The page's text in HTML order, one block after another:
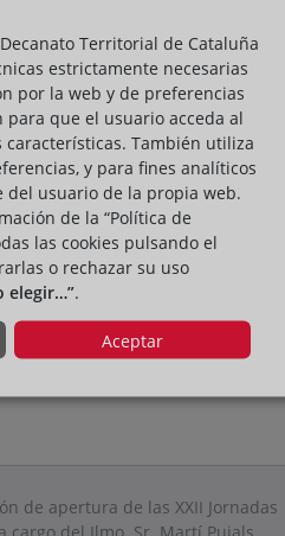
de apertura de las XXII Jornadas
cargo del Ilmo. Sr. Martí Pujals
Territorial de Cataluña
estrictamente necesarias
por la web y de preferencias
que el usuario acceda al
También utiliza
y para fines analíticos
del usuario de la propia web.
de la “Política de
las cookies pulsando el
o rechazar su uso
elegir…”.
Aceptar